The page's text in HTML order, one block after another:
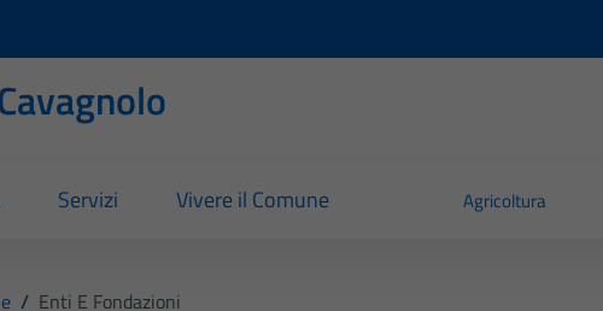
Servizi Vivere il Comune Agricoltura
/ Enti E Fondazioni